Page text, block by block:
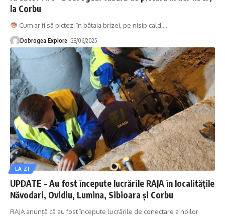
la Corbu
Cum ar fi să pictezi în bătaia brizei, pe nisip cald, …
Dobrogea Explore 28/06/2025
LA ZI
UPDATE – Au fost începute lucrările RAJA în localitățile
Năvodari, Ovidiu, Lumina, Sibioara și Corbu
RAJA anunță că au fost începute lucrările de conectare a noilor